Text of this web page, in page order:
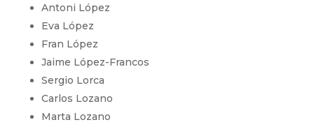
Antoni López
Eva López
Fran López
Jaime López-Francos
Sergio Lorca
Carlos Lozano
Marta Lozano